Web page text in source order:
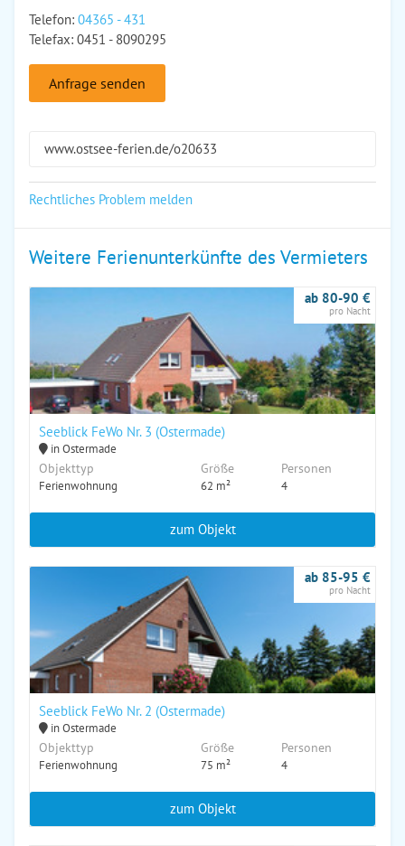
Telefon: 04365 - 431
Telefax: 0451 - 8090295
Anfrage senden
www.ostsee-ferien.de/o20633
Rechtliches Problem melden
Weitere Ferienunterkünfte des Vermieters
Seeblick FeWo Nr. 3 (Ostermade)
in Ostermade
Objekttyp
Ferienwohnung
Größe
62 m²
Personen
4
ab 80-90 €
pro Nacht
zum Objekt
Seeblick FeWo Nr. 2 (Ostermade)
in Ostermade
Objekttyp
Ferienwohnung
Größe
75 m²
Personen
4
ab 85-95 €
pro Nacht
zum Objekt